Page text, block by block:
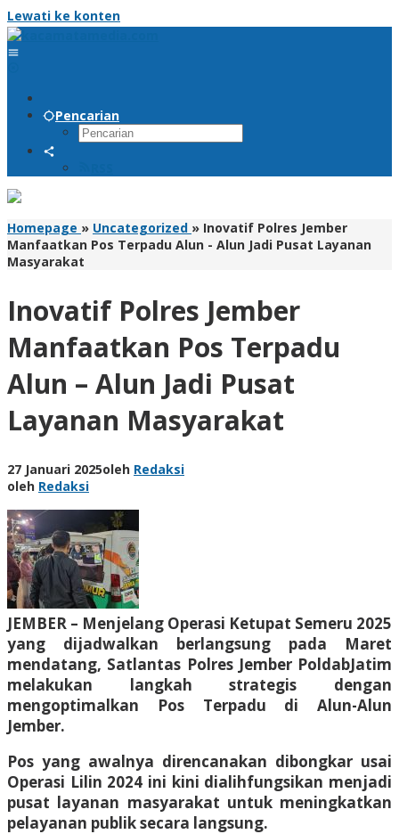
Lewati ke konten
Pencarian
Homepage » Uncategorized » Inovatif Polres Jember
Manfaatkan Pos Terpadu Alun - Alun Jadi Pusat Layanan
Masyarakat
Inovatif Polres Jember
Manfaatkan Pos Terpadu
Alun – Alun Jadi Pusat
Layanan Masyarakat
27 Januari 2025oleh Redaksi
oleh Redaksi
JEMBER – Menjelang Operasi Ketupat Semeru 2025
yang dijadwalkan berlangsung pada Maret
mendatang, Satlantas Polres Jember PoldabJatim
melakukan langkah strategis dengan
mengoptimalkan Pos Terpadu di Alun-Alun
Jember.
Pos yang awalnya direncanakan dibongkar usai
Operasi Lilin 2024 ini kini dialihfungsikan menjadi
pusat layanan masyarakat untuk meningkatkan
pelayanan publik secara langsung.